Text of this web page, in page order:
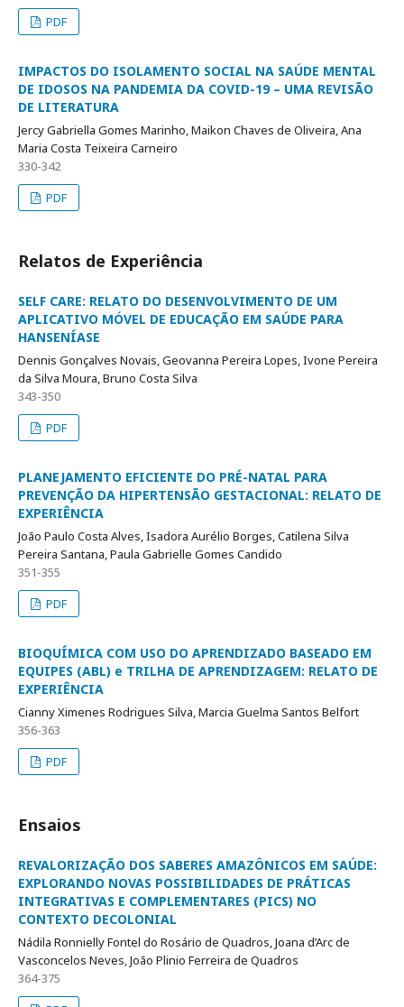
PDF
IMPACTOS DO ISOLAMENTO SOCIAL NA SAÚDE MENTAL
DE IDOSOS NA PANDEMIA DA COVID-19 – UMA REVISÃO
DE LITERATURA
Jercy Gabriella Gomes Marinho, Maikon Chaves de Oliveira, Ana
Maria Costa Teixeira Carneiro
330-342
PDF
Relatos de Experiência
SELF CARE: RELATO DO DESENVOLVIMENTO DE UM
APLICATIVO MÓVEL DE EDUCAÇÃO EM SAÚDE PARA
HANSENÍASE
Dennis Gonçalves Novais, Geovanna Pereira Lopes, Ivone Pereira
da Silva Moura, Bruno Costa Silva
343-350
PDF
PLANEJAMENTO EFICIENTE DO PRÉ-NATAL PARA
PREVENÇÃO DA HIPERTENSÃO GESTACIONAL: RELATO DE
EXPERIÊNCIA
João Paulo Costa Alves, Isadora Aurélio Borges, Catilena Silva
Pereira Santana, Paula Gabrielle Gomes Candido
351-355
PDF
BIOQUÍMICA COM USO DO APRENDIZADO BASEADO EM
EQUIPES (ABL) e TRILHA DE APRENDIZAGEM: RELATO DE
EXPERIÊNCIA
Cianny Ximenes Rodrigues Silva, Marcia Guelma Santos Belfort
356-363
PDF
Ensaios
REVALORIZAÇÃO DOS SABERES AMAZÔNICOS EM SAÚDE:
EXPLORANDO NOVAS POSSIBILIDADES DE PRÁTICAS
INTEGRATIVAS E COMPLEMENTARES (PICS) NO
CONTEXTO DECOLONIAL
Nádila Ronnielly Fontel do Rosário de Quadros, Joana d’Arc de
Vasconcelos Neves, João Plinio Ferreira de Quadros
364-375